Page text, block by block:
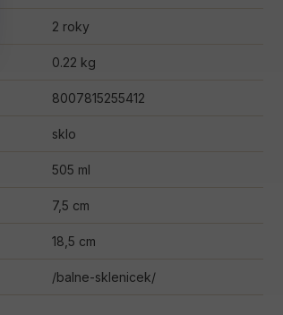
2 roky
0.22 kg
8007815255412
sklo
505 ml
7,5 cm
18,5 cm
/balne-sklenicek/